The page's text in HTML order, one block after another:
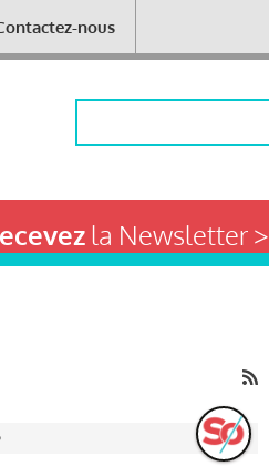
nous
la Newsletter >